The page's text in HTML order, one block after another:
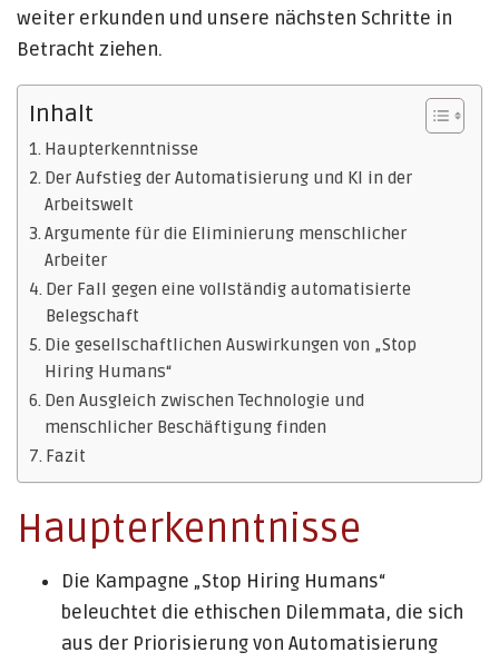
weiter erkunden und unsere nächsten Schritte in
Betracht ziehen.
Inhalt
Haupterkenntnisse
Der Aufstieg der Automatisierung und KI in der
Arbeitswelt
Argumente für die Eliminierung menschlicher
Arbeiter
Der Fall gegen eine vollständig automatisierte
Belegschaft
Die gesellschaftlichen Auswirkungen von „Stop
Hiring Humans“
Den Ausgleich zwischen Technologie und
menschlicher Beschäftigung finden
Fazit
Haupterkenntnisse
Die Kampagne „Stop Hiring Humans“
beleuchtet die ethischen Dilemmata, die sich
aus der Priorisierung von Automatisierung